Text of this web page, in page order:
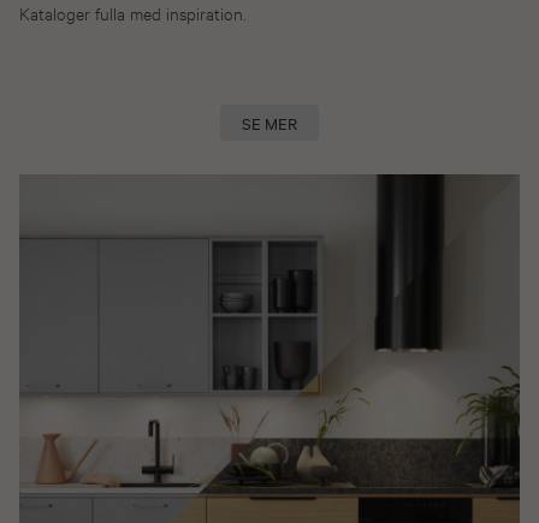
Kataloger fulla med inspiration.
SE MER